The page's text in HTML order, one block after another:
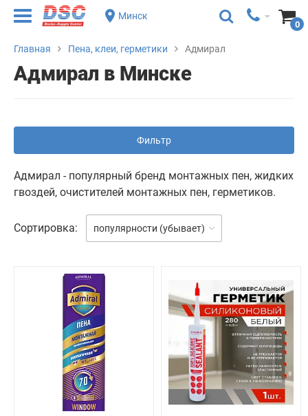
Минск
0
Главная Пена, клеи, герметики Адмирал
Адмирал в Минске
Фильтр
Адмирал - популярный бренд монтажных пен, жидких
гвоздей, очистителей монтажных пен, герметиков.
Сортировка: популярности (убывает)